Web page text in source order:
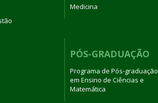
Medicina
PÓS-GRADUAÇÃO
Programa de Pós-graduação
em Ensino de Ciências e
Matemática